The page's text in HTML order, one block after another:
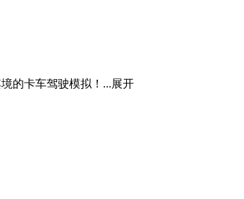
的卡车驾驶模拟！...展开